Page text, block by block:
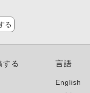
る
する 言語
English